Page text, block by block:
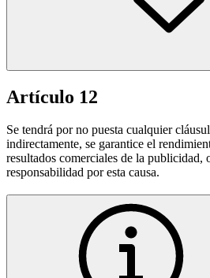
Artículo 12
Se tendrá por no puesta cualquier
indirectamente, se garantice el
resultados comerciales de la publicidad,
responsabilidad por esta causa.